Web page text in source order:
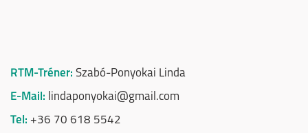
RTM-Tréner: Szabó-Ponyokai Linda
E-Mail: lindaponyokai@gmail.com
Tel: +36 70 618 5542